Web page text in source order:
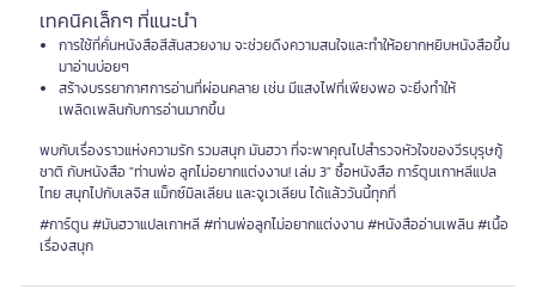
เทคนิคเล็กๆ ที่แนะนำ
การใช้ที่คั่นหนังสือสีสันสวยงาม จะช่วยดึงความสนใจและทำให้อยากหยิบหนังสือขึ้น
มาอ่านบ่อยๆ
สร้างบรรยากาศการอ่านที่ผ่อนคลาย เช่น มีแสงไฟที่เพียงพอ จะยิ่งทำให้
เพลิดเพลินกับการอ่านมากขึ้น
พบกับเรื่องราวแห่งความรัก รวมสนุก มันฮวา ที่จะพาคุณไปสำรวจหัวใจของวีรบุรุษกู้
ชาติ กับหนังสือ "ท่านพ่อ ลูกไม่อยากแต่งงาน! เล่ม 3" ซื้อหนังสือ การ์ตูนเกาหลีแปล
ไทย สนุกไปกับเลจิส แม็กซ์มิลเลียน และจูเวเลียน ได้แล้ววันนี้ทุกที่
#การ์ตูน #มันฮวาแปลเกาหลี #ท่านพ่อลูกไม่อยากแต่งงาน #หนังสืออ่านเพลิน #เนื้อ
เรื่องสนุก